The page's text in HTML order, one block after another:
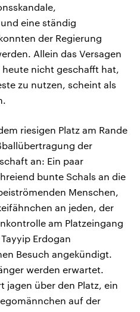
eine ständig
der Regierung
Allein das Versagen
nicht geschafft hat,
zu nutzen, scheint als
riesigen Platz am Rande
der
an: Ein paar
bunte Schals an die
Menschen,
an jeden, der
am Platzeingang
Erdogan
Besuch angekündigt.
werden erwartet.
jagen über den Platz, ein
auf der